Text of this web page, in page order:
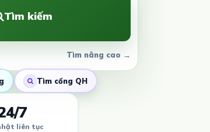
Tìm kiếm
Tìm nâng cao →
Tìm cổng QH
7
liên tục